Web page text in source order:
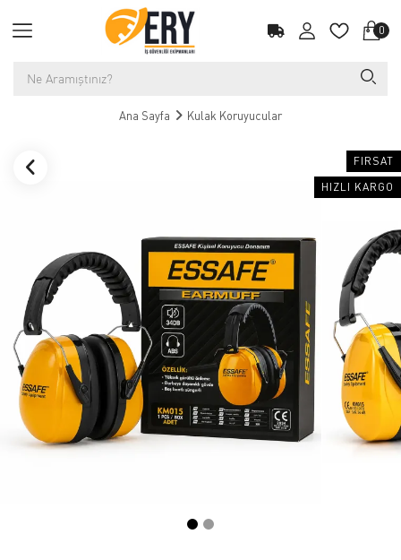
0
Ana Sayfa Kulak Koruyucular
FIRSAT
HIZLI KARGO